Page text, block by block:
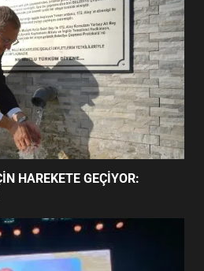
SU MİRASI İÇİN
GEÇİYOR: GÖZLER
TÜRK BAHARATI
ETTİ?
KRİTİK ATAMA:
NE
HAREKETE GEÇİYOR: